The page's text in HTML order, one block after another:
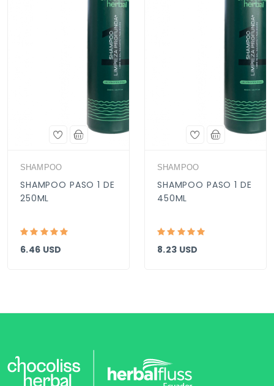
SHAMPOO
SHAMPOO PASO 1 DE
250ML
6.46 USD
SHAMPOO
SHAMPOO PASO 1 DE
450ML
8.23 USD